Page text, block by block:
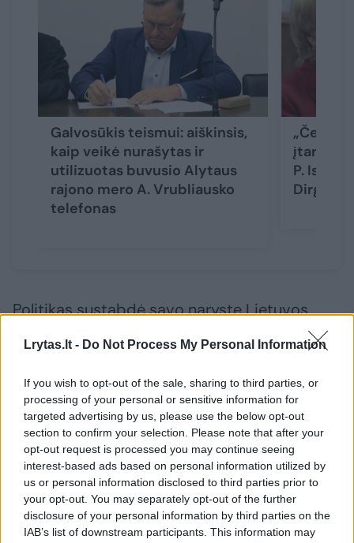
Lrytas.lt - Do Not Process My Personal Information
If you wish to opt-out of the sale, sharing to third parties, or
processing of your personal or sensitive information for
targeted advertising by us, please use the below opt-out
section to confirm your selection. Please note that after your
opt-out request is processed you may continue seeing
interest-based ads based on personal information utilized by
us or personal information disclosed to third parties prior to
your opt-out. You may separately opt-out of the further
disclosure of your personal information by third parties on the
IAB’s list of downstream participants. This information may
Galvosūkis teismui: aiškinsis,
kaip veikė nurašytas ir
utilizuotas buvusio Alytaus
rajono mero A. Vrubliausko
telefonas
įtarimai
P.
Politikas sustabdė savo narystę Lietuvos
socialdemokratų partijoje ir sakė poziciją
ginsiantis teisiniu keliu.
„Tikiu, kad įtarimai nepasitvirtins, nes
nesijaučiu pažeidęs savivaldybės tvarkų ar
valstybės įstatymų“, – feisbuke rašė P. Isoda.
ELTA primena, kad panaši situacija buvo
susiklosčiusi ir buvusio Jonavos mero